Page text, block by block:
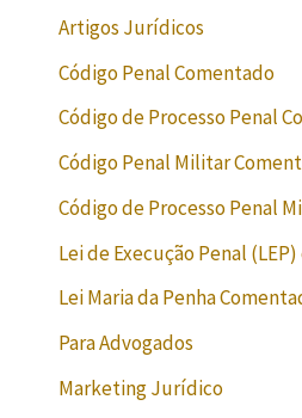
Artigos Jurídicos
Código Penal Comentado
Código de Processo Penal
Código Penal Militar
Código de Processo Penal
Lei de Execução Penal
Lei Maria da Penha
Para Advogados
Marketing Jurídico